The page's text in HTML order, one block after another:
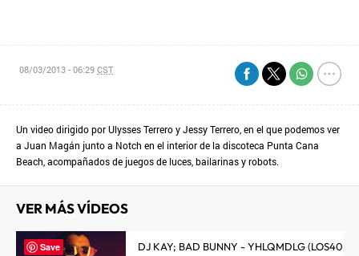
08/03/2013 - 06:29CST
Un video dirigido por Ulysses Terrero y Jessy Terrero, en el que podemos ver
a Juan Magán junto a Notch en el interior de la discoteca Punta Cana
Beach, acompañados de juegos de luces, bailarinas y robots.
VER MÁS VÍDEOS
DJ KAY; BAD BUNNY - YHLQMDLG (LOS40
Save